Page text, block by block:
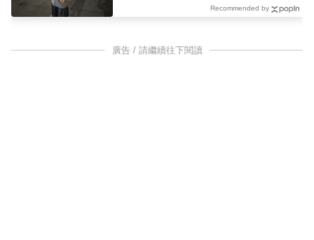
Recommended by
廣告 / 請繼續往下閱讀